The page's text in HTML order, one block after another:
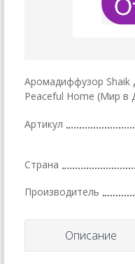
Аромадиффузор Shaik
Peaceful Home (Мир в
Артикул
Страна
Производитель
Описание